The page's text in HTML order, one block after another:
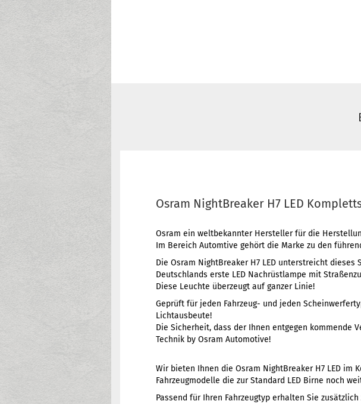
Osram NightBreaker H7 LED
Osram ein weltbekannter Hersteller für die
Im Bereich Automtive gehört die Marke zu den
Die Osram NightBreaker H7 LED unterstreicht dieses
Deutschlands erste LED Nachrüstlampe mit
Diese Leuchte überzeugt auf ganzer Linie!
Geprüft für jeden Fahrzeug- und jeden
Lichtausbeute!
Die Sicherheit, dass der Ihnen entgegen kommende
Technik by Osram Automotive!
Wir bieten Ihnen die Osram NightBreaker H7 LED im
Fahrzeugmodelle die zur Standard LED Birne noch
Passend für Ihren Fahrzeugtyp erhalten Sie